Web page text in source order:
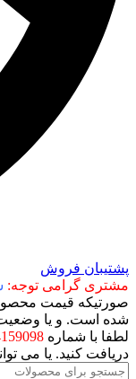
پشتیبان فروش
مشتری گرامی توجه:
شده است. و یا
لطفا با شماره
دریافت کنید. یا می